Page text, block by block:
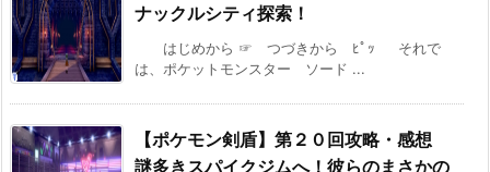
ナックルシティ探索！
はじめから ☞ つづきから ﾋﾟｯ それで
は、ポケットモンスター ソード ...
【ポケモン剣盾】第２０回攻略・感想
謎多きスパイクジムへ！彼らのまさかの